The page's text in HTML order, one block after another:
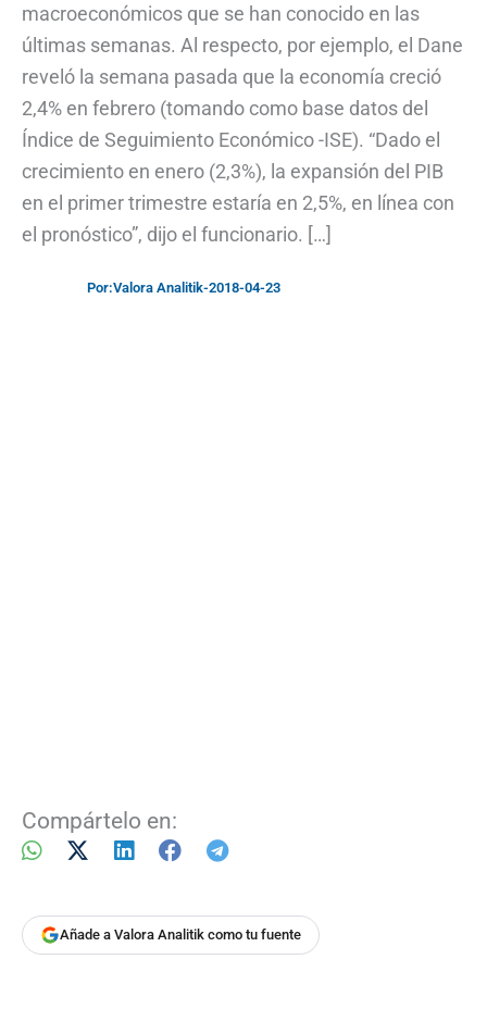
macroeconómicos que se han conocido en las
últimas semanas. Al respecto, por ejemplo, el Dane
reveló la semana pasada que la economía creció
2,4% en febrero (tomando como base datos del
Índice de Seguimiento Económico -ISE). “Dado el
crecimiento en enero (2,3%), la expansión del PIB
en el primer trimestre estaría en 2,5%, en línea con
el pronóstico”, dijo el funcionario. […]
Por:Valora Analitik-2018-04-23
Compártelo en:
Añade a Valora Analitik como tu fuente